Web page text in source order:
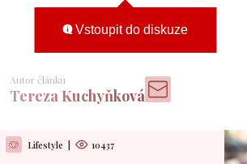
Vstoupit do diskuze
Autor článku
Tereza Kuchyňková
Lifestyle | 10437